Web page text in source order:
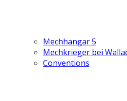
Mechhangar 5
Mechkrieger bei
Conventions